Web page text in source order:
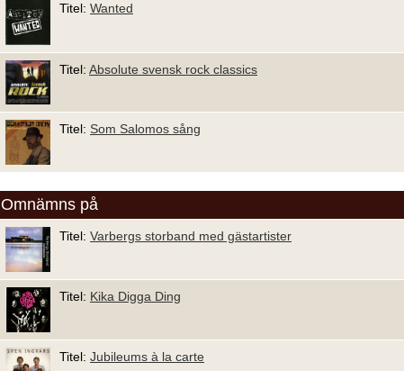
Titel: Wanted
Titel: Absolute svensk rock classics
Titel: Som Salomos sång
Omnämns på
Titel: Varbergs storband med gästartister
Titel: Kika Digga Ding
Titel: Jubileums à la carte